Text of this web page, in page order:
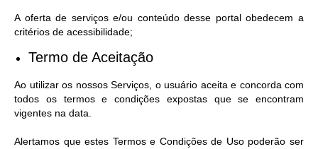
A oferta de serviços e/ou conteúdo desse portal obedecem a
critérios de acessibilidade;
Termo de Aceitação
Ao utilizar os nossos Serviços, o usuário aceita e concorda com
todos os termos e condições expostas que se encontram
vigentes na data.
Alertamos que estes Termos e Condições de Uso poderão ser